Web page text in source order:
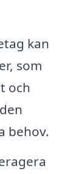
kan
som
och
behov.